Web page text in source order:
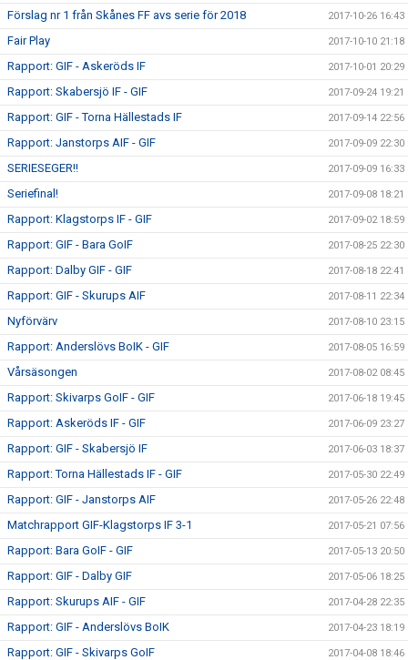
Förslag nr 1 från Skånes FF avs serie för 2018 2017-10-26 16:43
Fair Play 2017-10-10 21:18
Rapport: GIF - Askeröds IF 2017-10-01 20:29
Rapport: Skabersjö IF - GIF 2017-09-24 19:21
Rapport: GIF - Torna Hällestads IF 2017-09-14 22:56
Rapport: Janstorps AIF - GIF 2017-09-09 22:30
SERIESEGER!! 2017-09-09 16:33
Seriefinal! 2017-09-08 18:21
Rapport: Klagstorps IF - GIF 2017-09-02 18:59
Rapport: GIF - Bara GoIF 2017-08-25 22:30
Rapport: Dalby GIF - GIF 2017-08-18 22:41
Rapport: GIF - Skurups AIF 2017-08-11 22:34
Nyförvärv 2017-08-10 23:15
Rapport: Anderslövs BoIK - GIF 2017-08-05 16:59
Vårsäsongen 2017-08-02 08:45
Rapport: Skivarps GoIF - GIF 2017-06-18 19:45
Rapport: Askeröds IF - GIF 2017-06-09 23:27
Rapport: GIF - Skabersjö IF 2017-06-03 18:37
Rapport: Torna Hällestads IF - GIF 2017-05-30 22:49
Rapport: GIF - Janstorps AIF 2017-05-26 22:48
Matchrapport GIF-Klagstorps IF 3-1 2017-05-21 07:56
Rapport: Bara GoIF - GIF 2017-05-13 20:50
Rapport: GIF - Dalby GIF 2017-05-06 18:25
Rapport: Skurups AIF - GIF 2017-04-28 22:35
Rapport: GIF - Anderslövs BoIK 2017-04-23 18:19
Rapport: GIF - Skivarps GoIF 2017-04-08 18:46